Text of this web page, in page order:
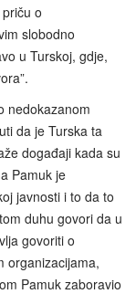
o
slobodno
u Turskoj, gdje,
nedokazanom
da je Turska ta
događaji kada su
Pamuk je
javnosti i to da to
duhu govori da u
govoriti o
organizacijama,
Pamuk zaboravio